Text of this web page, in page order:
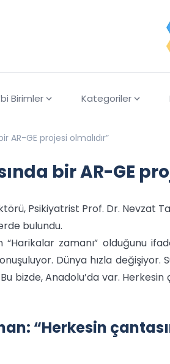
Birimler Kategoriler
AR-GE projesi olmalıdır”
bir AR-GE
Psikiyatrist Prof. Dr. Nevzat
bulundu.
“Harikalar zamanı” olduğunu
Dünya hızla
bizde, Anadolu’da var. Herkesin
“Herkesin